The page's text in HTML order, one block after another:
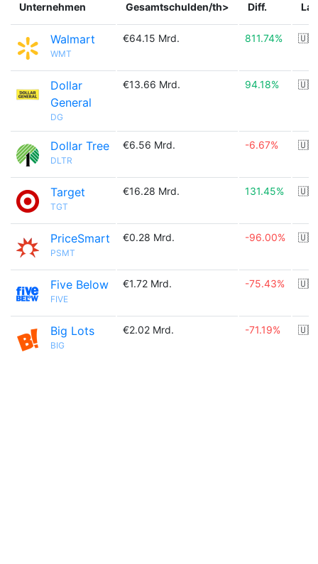
Unternehmen Gesamtschulden/th> Diff.
Walmart
WMT
€64.15 Mrd. 811.74% 🇺🇸
Dollar
General
DG
€13.66 Mrd. 94.18% 🇺🇸
Dollar Tree
DLTR
€6.56 Mrd. -6.67% 🇺🇸
Target
TGT
€16.28 Mrd. 131.45% 🇺🇸
PriceSmart
PSMT
€0.28 Mrd. -96.00% 🇺🇸
Five Below
FIVE
€1.72 Mrd. -75.43% 🇺🇸
Big Lots
BIG
€2.02 Mrd. -71.19% 🇺🇸